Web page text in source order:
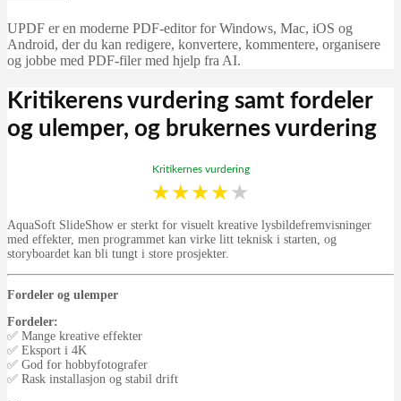
UPDF er en moderne PDF-editor for Windows, Mac, iOS og
Android, der du kan redigere, konvertere, kommentere, organisere
og jobbe med PDF-filer med hjelp fra AI.
Kritikerens vurdering samt fordeler
og ulemper, og brukernes vurdering
Kritikernes vurdering
★★★★★
AquaSoft SlideShow er sterkt for visuelt kreative lysbildefremvisninger
med effekter, men programmet kan virke litt teknisk i starten, og
storyboardet kan bli tungt i store prosjekter.
Fordeler og ulemper
Fordeler:
✅ Mange kreative effekter
✅ Eksport i 4K
✅ God for hobbyfotografer
✅ Rask installasjon og stabil drift